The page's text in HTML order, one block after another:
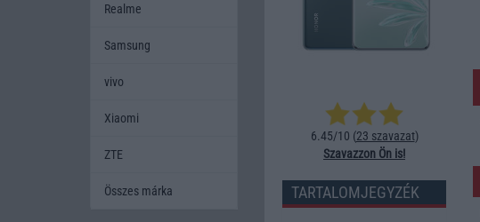
6.45/10 (23 szavazat)
Szavazzon Ön is!
TARTALOMJEGYZÉK
Realme
Samsung
vivo
Xiaomi
ZTE
Összes márka